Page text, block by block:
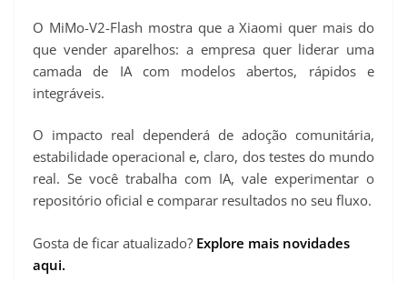
O MiMo-V2-Flash mostra que a Xiaomi quer mais do
que vender aparelhos: a empresa quer liderar uma
camada de IA com modelos abertos, rápidos e
integráveis.
O impacto real dependerá de adoção comunitária,
estabilidade operacional e, claro, dos testes do mundo
real. Se você trabalha com IA, vale experimentar o
repositório oficial e comparar resultados no seu fluxo.
Gosta de ficar atualizado? Explore mais novidades
aqui.